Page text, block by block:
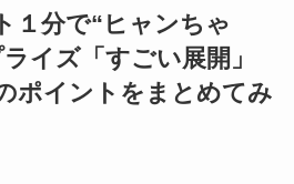
１分で“ヒャンちゃ
イズ「すごい展開」
ポイントをまとめてみ